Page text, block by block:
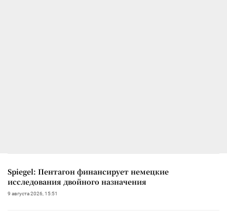
Spiegel: Пентагон финансирует немецкие
исследования двойного назначения
9 августа 2026, 15:51